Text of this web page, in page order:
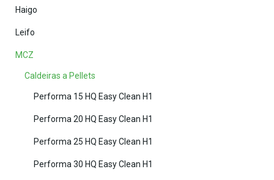
Haigo
Leifo
MCZ
Caldeiras a Pellets
Performa 15 HQ Easy Clean H1
Performa 20 HQ Easy Clean H1
Performa 25 HQ Easy Clean H1
Performa 30 HQ Easy Clean H1